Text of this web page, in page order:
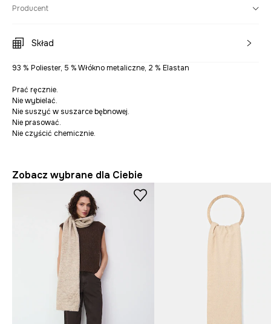
Producent
Skład
93 % Poliester, 5 % Włókno metaliczne, 2 % Elastan
Prać ręcznie.
Nie wybielać.
Nie suszyć w suszarce bębnowej.
Nie prasować.
Nie czyścić chemicznie.
Zobacz wybrane dla Ciebie